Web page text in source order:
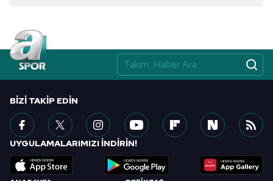
BIZI TAKIP EDIN
UYGULAMALARIMIZI İNDİRİN!